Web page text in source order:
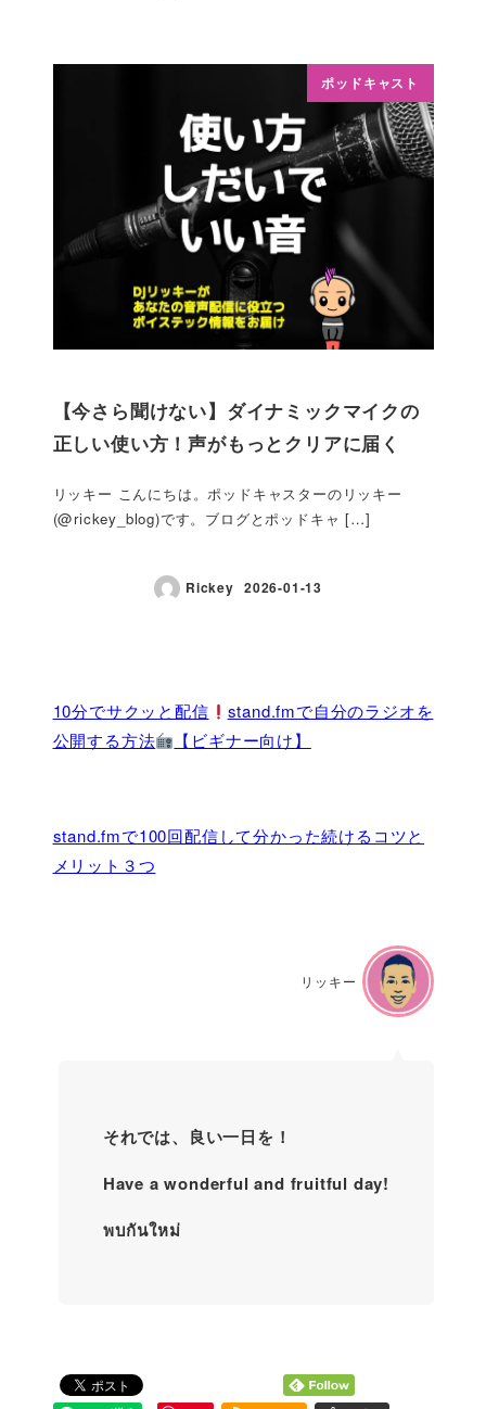
ポッドキャスト
【今さら聞けない】ダイナミックマイクの
正しい使い方！声がもっとクリアに届く
リッキー こんにちは。ポッドキャスターのリッキー
(@rickey_blog)です。ブログとポッドキャ […]
Rickey 2026-01-13
10分でサクッと配信
stand.fmで自分のラジオを
公開する方法
【ビギナー向け】
stand.fmで100回配信して分かった続けるコツと
メリット３つ
リッキー
それでは、良い一日を！
Have a wonderful and fruitful day!
พบกันใหม่